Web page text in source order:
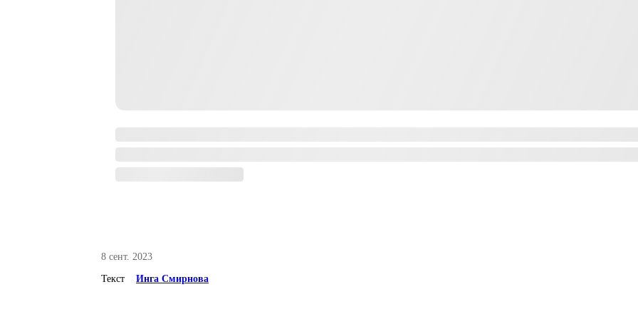
8 сент. 2023
Текст Инга Смирнова